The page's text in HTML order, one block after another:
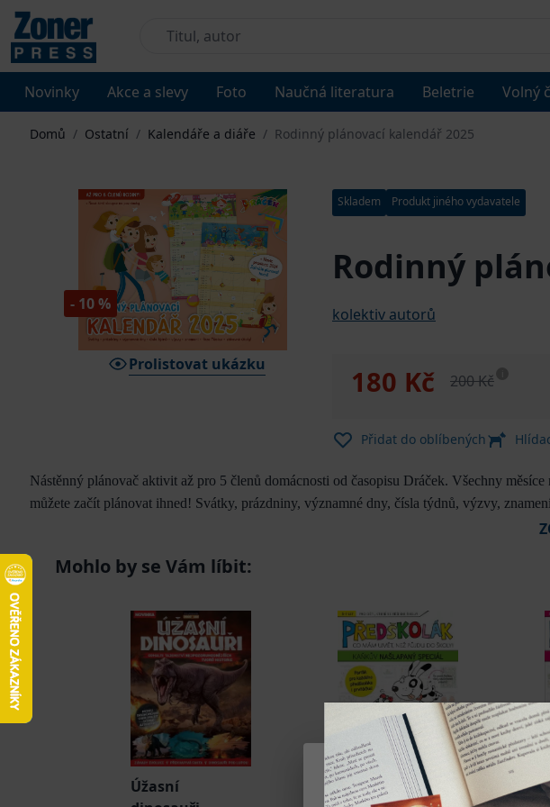
Novinky Akce a slevy Foto Naučná literatura Beletrie Volný
Domů / Ostatní / Kalendáře a diáře / Rodinný plánovací kalendář 2025
- 10 %
Prolistovat ukázku
Skladem Produkt jiného vydavatele
Rodinný
kolektiv autorů
180 Kč 200 Kč
Přidat do oblíbených
Nástěnný plánovač aktivit až pro 5 členů domácnosti od časopisu Dráček. Všechny
můžete začít plánovat ihned! Svátky, prázdniny, významné dny, čísla týdnů, výzvy,
Mohlo by se Vám líbit:
Úžasní
Předškolák –